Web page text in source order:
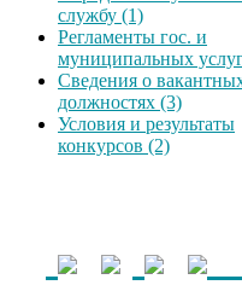
службу (1)
Регламенты гос. и
муниципальных
Сведения о
должностях (3)
Условия и результаты
конкурсов (2)